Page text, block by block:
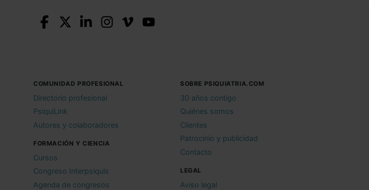
COMUNIDAD PROFESIONAL
Directorio profesional
PsiquiLink
Autores y colaboradores
FORMACIÓN Y CIENCIA
Cursos
Congreso Interpsiquis
Agenda de congresos
SOBRE PSIQUIATRIA.COM
30 años contigo
Quiénes somos
Clientes
Patrocinio y publicidad
Contacto
LEGAL
Aviso legal